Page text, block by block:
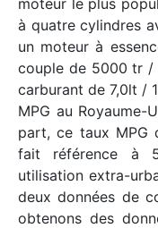
moteur le plus
à quatre cylindres
un moteur à
couple de 5000 tr /
carburant de 7,0lt /
MPG au Royaume-
part, ce taux MPG
fait référence à
utilisation extra-
deux données de
obtenons des